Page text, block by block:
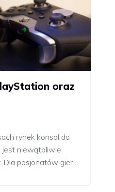
oraz
rynek konsol do
jest niewątpliwie
Dla pasjonatów gier…